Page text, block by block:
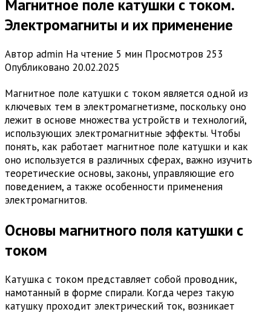
Магнитное поле катушки с током.
Электромагниты и их применение
Автор admin На чтение 5 мин Просмотров 253
Опубликовано 20.02.2025
Магнитное поле катушки с током является одной из
ключевых тем в электромагнетизме, поскольку оно
лежит в основе множества устройств и технологий,
использующих электромагнитные эффекты. Чтобы
понять, как работает магнитное поле катушки и как
оно используется в различных сферах, важно изучить
теоретические основы, законы, управляющие его
поведением, а также особенности применения
электромагнитов.
Основы магнитного поля катушки с
током
Катушка с током представляет собой проводник,
намотанный в форме спирали. Когда через такую
катушку проходит электрический ток, возникает